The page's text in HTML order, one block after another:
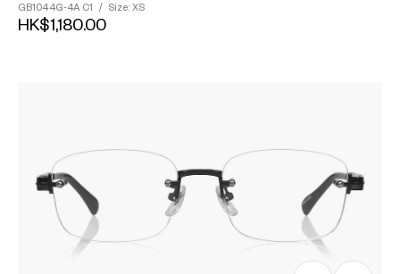
GB1044G-4A C1 / Size: XS
HK$1,180.00